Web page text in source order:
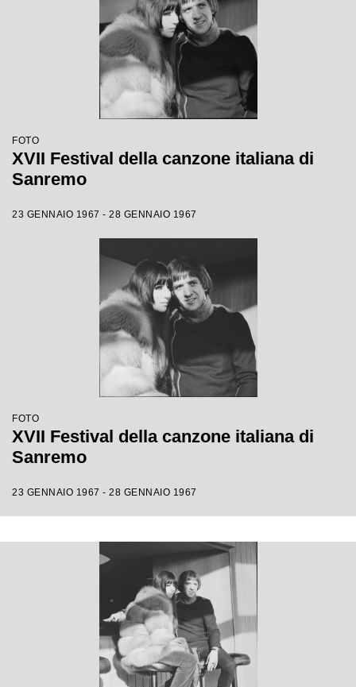
FOTO
XVII Festival della canzone italiana di
Sanremo
23 GENNAIO 1967 - 28 GENNAIO 1967
FOTO
XVII Festival della canzone italiana di
Sanremo
23 GENNAIO 1967 - 28 GENNAIO 1967